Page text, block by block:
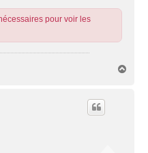
pour voir les